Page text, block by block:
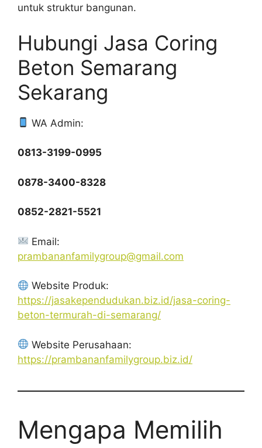
untuk struktur bangunan.
Hubungi Jasa Coring
Beton Semarang
Sekarang
WA Admin:
0813-3199-0995
0878-3400-8328
0852-2821-5521
Email:
prambananfamilygroup@gmail.com
Website Produk:
https://jasakependudukan.biz.id/jasa-coring-
beton-termurah-di-semarang/
Website Perusahaan:
https://prambananfamilygroup.biz.id/
Mengapa Memilih